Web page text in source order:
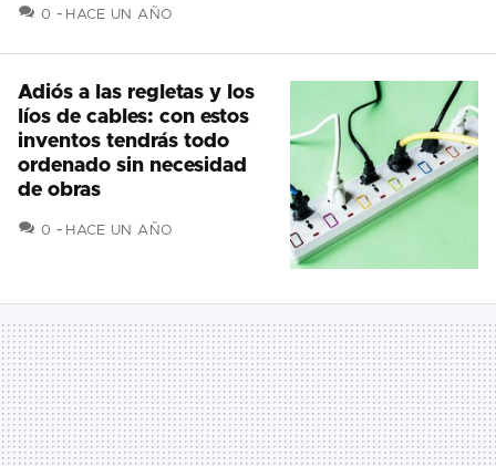
0 COMENTARIOS
HACE UN AÑO
Adiós a las regletas y los
líos de cables: con estos
inventos tendrás todo
ordenado sin necesidad
de obras
0 COMENTARIOS
HACE UN AÑO